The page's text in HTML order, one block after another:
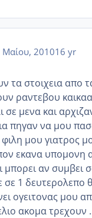
Μαίου, 201016 yr
τα στοιχεια απο
ραντεβου
σε μενα και
πηγαν να μου
μου γιατρος
εκανα υπομονη
μπορει αν
1 δευτερολεπο
ογειτονας μου
ακομα τρεχουν